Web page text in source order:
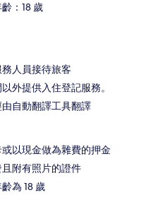
：18 歲
人員接待旅客
外提供入住登記服務。
自動翻譯工具翻譯
以現金做為雜費的押金
附有照片的證件
為 18 歲